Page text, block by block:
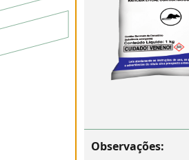
Observações: